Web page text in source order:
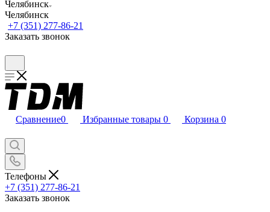
Челябинск
Челябинск
+7 (351) 277-86-21
Заказать звонок
Сравнение0 Избранные товары 0 Корзина 0
Телефоны
+7 (351) 277-86-21
Заказать звонок